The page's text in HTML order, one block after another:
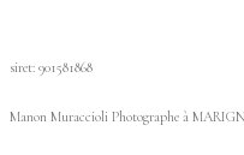
siret: 901581868
Manon Muraccioli Photographe à